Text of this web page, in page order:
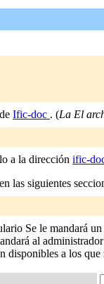
Ific-doc . (La El
a la dirección ific-
las siguientes
Se le mandará
al
disponibles a los que